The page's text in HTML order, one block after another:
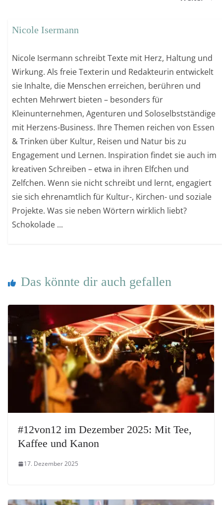
Nicole Isermann
Nicole Isermann schreibt Texte mit Herz, Haltung und
Wirkung. Als freie Texterin und Redakteurin entwickelt
sie Inhalte, die Menschen erreichen, berühren und
echten Mehrwert bieten – besonders für
Kleinunternehmen, Agenturen und Soloselbstständige
mit Herzens-Business. Ihre Themen reichen von Essen
& Trinken über Kultur, Reisen und Natur bis zu
Engagement und Lernen. Inspiration findet sie auch im
kreativen Schreiben – etwa in ihren Elfchen und
Zelfchen. Wenn sie nicht schreibt und lernt, engagiert
sie sich ehrenamtlich für Kultur-, Kirchen- und soziale
Projekte. Was sie neben Wörtern wirklich liebt?
Schokolade ...
Das könnte dir auch gefallen
#12von12 im Dezember 2025: Mit Tee,
Kaffee und Kanon
17. Dezember 2025